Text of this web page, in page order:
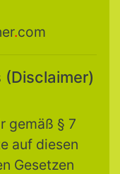
.com
gemäß § 7
auf diesen
Gesetzen